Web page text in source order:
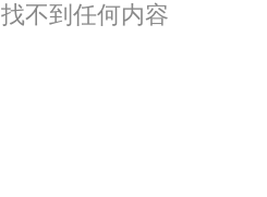
找不到任何内容